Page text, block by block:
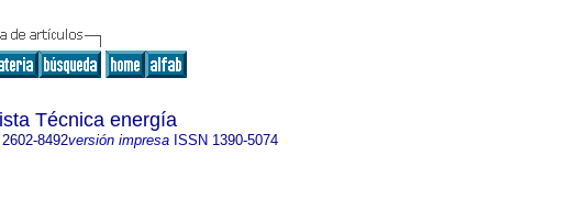
Técnica energía
2602-8492versión impresaISSN 1390-5074